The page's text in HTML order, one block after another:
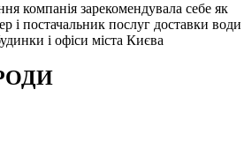
компанія зарекомендувала себе як
і постачальник послуг доставки води
і офіси міста Києва